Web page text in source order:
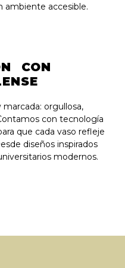
ambiente accesible.
CON
orgullosa,
con tecnología
que cada vaso refleje
diseños inspirados
modernos.